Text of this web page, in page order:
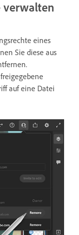
verwalten
eines
Sie diese aus
auf eine Datei